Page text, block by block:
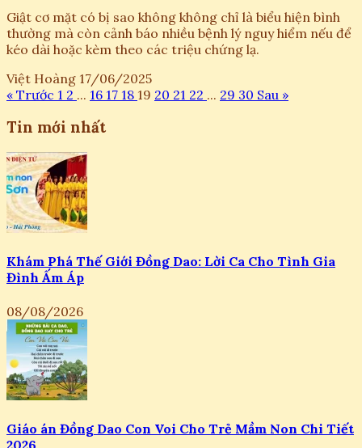
Giật cơ mặt có bị sao không không chỉ là biểu hiện bình
thường mà còn cảnh báo nhiều bệnh lý nguy hiểm nếu để
kéo dài hoặc kèm theo các triệu chứng lạ.
Việt Hoàng 17/06/2025
« Trước 1 2 ... 16 17 18 19 20 21 22 ... 29 30 Sau »
Tin mới nhất
Khám Phá Thế Giới Đồng Dao: Lời Ca Cho Tình Gia
Đình Ấm Áp
08/08/2026
Giáo án Đồng Dao Con Voi Cho Trẻ Mầm Non Chi Tiết
2026